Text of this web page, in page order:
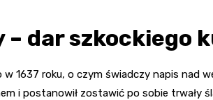
dar szkockiego
1637 roku, o czym świadczy napis nad
i postanowił zostawić po sobie trwały